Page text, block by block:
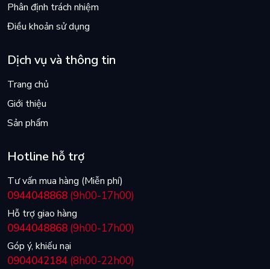
Phân định trách nhiệm
Điều khoản sử dụng
Dịch vụ và thông tin
Trang chủ
Giới thiệu
Sản phẩm
Hotline hỗ trợ
Tư vấn mua hàng (Miễn phí)
0944048868 (9h00-17h00)
Hỗ trợ giao hàng
0944048868 (9h00-17h00)
Góp ý, khiếu nại
0904042184 (8h00-22h00)